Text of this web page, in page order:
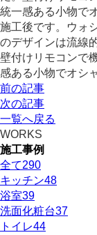
施工後です。ウォ
のデザインは流線
壁付けリモコンで
感ある小物でオシ
前の記事
次の記事
一覧へ戻る
WORKS
施工事例
全て290
キッチン48
浴室39
洗面化粧台37
トイレ44